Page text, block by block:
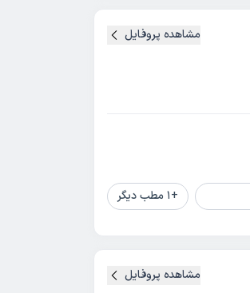
مشاهده پروفایل
+
1 مطب دیگر
مشاهده پروفایل